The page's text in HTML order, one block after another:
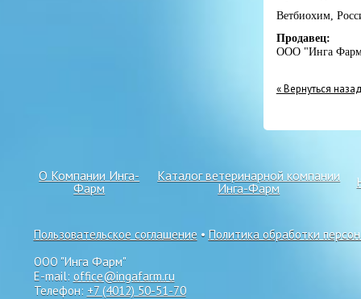
Ветбиохим,
Продавец:
ООО "Инга
« Вернуться
О Компании Инга-
Фарм
Каталог ветеринарной компании
Инга-Фарм
Пользовательское соглашение • Политика обработки
ООО "Инга Фарм"
E-mail: office@ingafarm.ru
Телефон: +7 (4012) 50-51-70